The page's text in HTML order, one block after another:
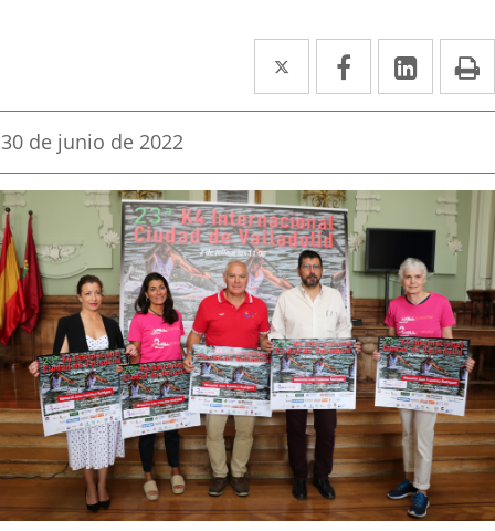
Twitter
Enlace
a
aplicación
externa.
Facebook
Enlace
a
aplicación
externa.
Enlace
a
Fecha
la
noticia
30 de junio de 2022